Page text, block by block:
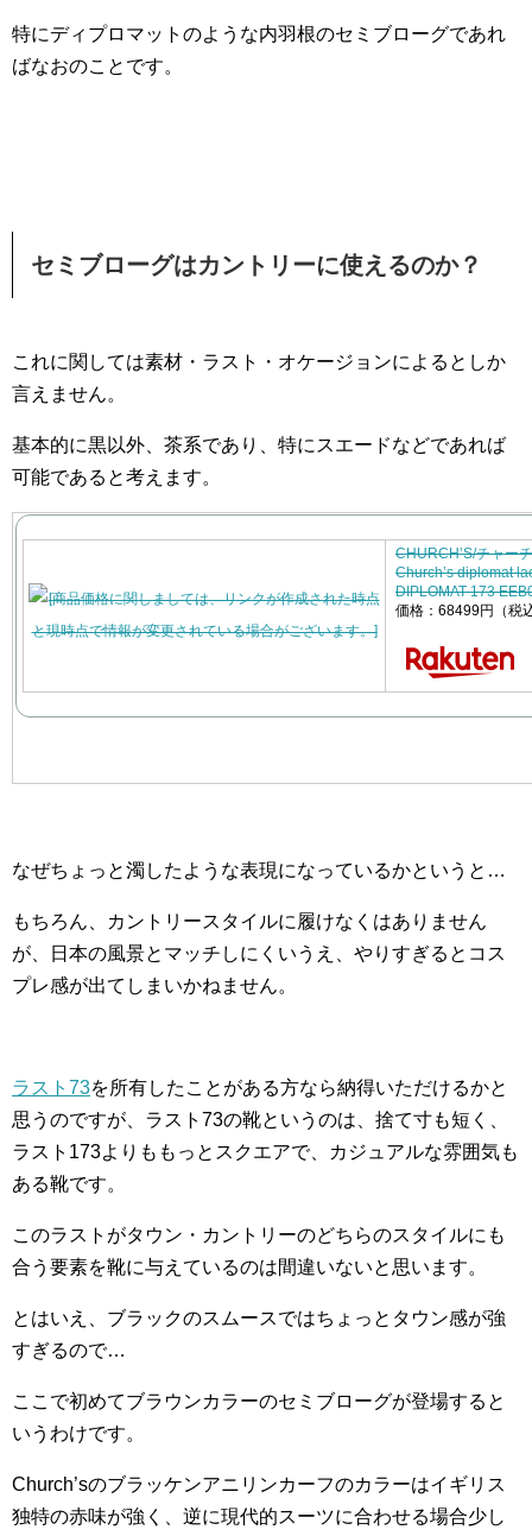
特にディプロマットのような内羽根のセミブローグであれ
ばなおのことです。
セミブローグはカントリーに使えるのか？
これに関しては素材・ラスト・オケージョンによるとしか
言えません。
基本的に黒以外、茶系であり、特にスエードなどであれば
可能であると考えます。
CHURCH’S/チャー
Church’s diplomat
DIPLOMAT 173
価格：68499円（税
なぜちょっと濁したような表現になっているかというと…
もちろん、カントリースタイルに履けなくはありません
が、日本の風景とマッチしにくいうえ、やりすぎるとコス
プレ感が出てしまいかねません。
ラスト73を所有したことがある方なら納得いただけるかと
思うのですが、ラスト73の靴というのは、捨て寸も短く、
ラスト173よりももっとスクエアで、カジュアルな雰囲気も
ある靴です。
このラストがタウン・カントリーのどちらのスタイルにも
合う要素を靴に与えているのは間違いないと思います。
とはいえ、ブラックのスムースではちょっとタウン感が強
すぎるので…
ここで初めてブラウンカラーのセミブローグが登場すると
いうわけです。
Church’sのブラッケンアニリンカーフのカラーはイギリス
独特の赤味が強く、逆に現代的スーツに合わせる場合少し